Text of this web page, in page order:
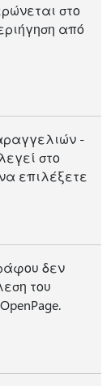
στο
από
-
στο
επιλέξετε
δεν
του